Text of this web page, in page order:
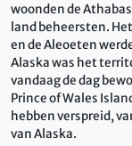
woonden de
land beheersten.
en de Aleoeten
Alaska was het
vandaag de dag
Prince of Wales
hebben verspreid,
van Alaska.